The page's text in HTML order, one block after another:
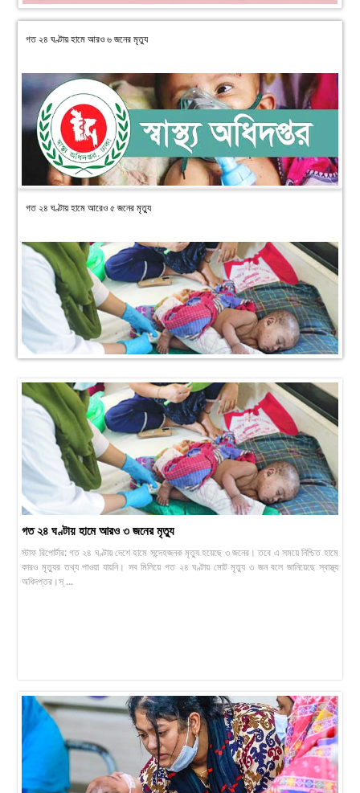
গত ২৪ ঘণ্টায় হামে আরও ৬ জনের মৃত্যু
গত ২৪ ঘণ্টায় হামে আরেও ৫ জনের মৃত্যু
গত ২৪ ঘণ্টায় হামে আরও ৩ জনের মৃত্যু
স্টাফ রিপোর্টার: গত ২৪ ঘণ্টায় দেশে হামে সন্দেহজনক মৃত্যু হয়েছে ৩ জনের। তবে এ সময়ে নিশ্চিত হামে
কারও মৃত্যুর তথ্য পাওয়া যায়নি। সব মিলিয়ে গত ২৪ ঘণ্টায় মোট মৃত্যু ৩ জন বলে জানিয়েছে স্বাস্থ্য
অধিদপ্তর।স্ ...